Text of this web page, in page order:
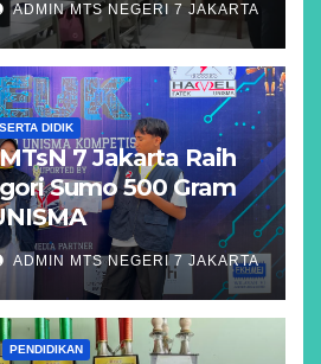
ADMIN MTS NEGERI 7 JAKARTA
DIDIK
7 Jakarta Raih
Sumo 500 Gram
ADMIN MTS NEGERI 7 JAKARTA
PENDIDIKAN